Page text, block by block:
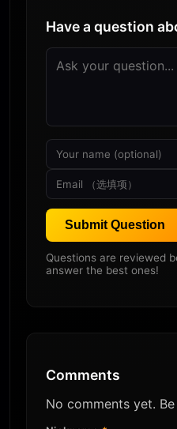
Have a question
Submit Question
Questions are reviewed
answer the best ones!
Comments
No comments yet.